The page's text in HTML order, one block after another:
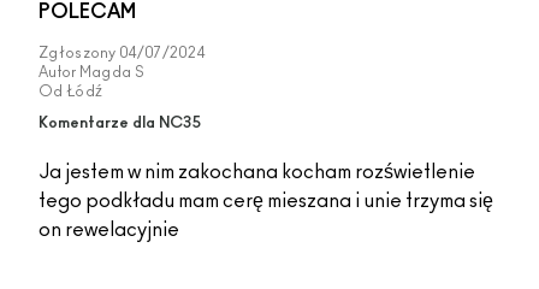
POLECAM
Zgłoszony 04/07/2024
Autor Magda S
Od Łódź
Komentarze dla NC35
Ja jestem w nim zakochana kocham rozświetlenie
tego podkładu mam cerę mieszana i unie trzyma się
on rewelacyjnie